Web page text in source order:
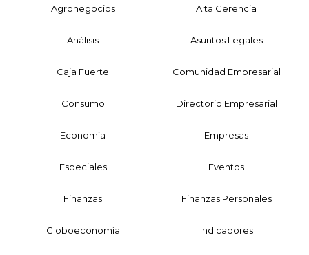
Agronegocios Alta Gerencia
Análisis Asuntos Legales
Caja Fuerte Comunidad Empresarial
Consumo Directorio Empresarial
Economía Empresas
Especiales Eventos
Finanzas Finanzas Personales
Globoeconomía Indicadores